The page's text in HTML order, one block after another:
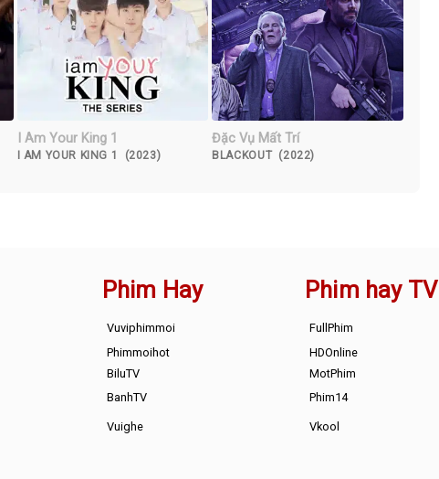
I Am Your King 1
I AM YOUR KING 1 (2023)
Đặc Vụ Mất Trí
BLACKOUT (2022)
Phim Hay
Vuviphimmoi
Phimmoihot
BiluTV
BanhTV
Vuighe
Phim hay TV
FullPhim
HDOnline
MotPhim
Phim14
Vkool